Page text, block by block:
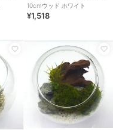
10cmウッド ホワイト
¥1,518